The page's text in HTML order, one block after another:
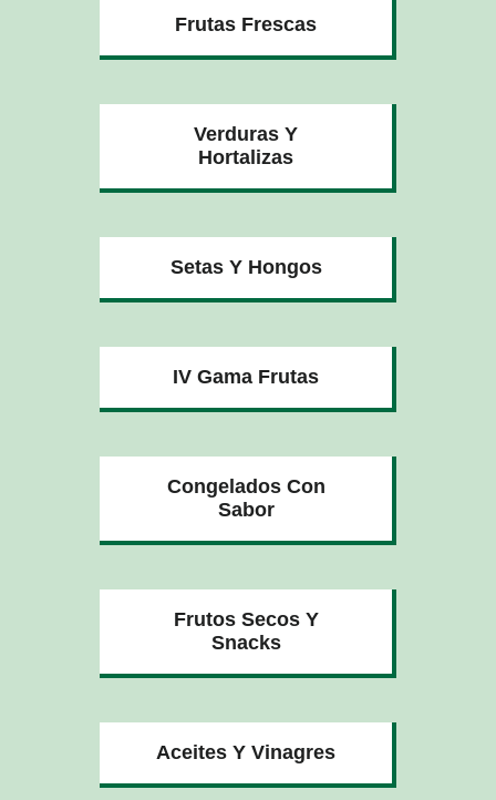
Frutas Frescas
Verduras Y
Hortalizas
Setas Y Hongos
IV Gama Frutas
Congelados Con
Sabor
Frutos Secos Y
Snacks
Aceites Y Vinagres